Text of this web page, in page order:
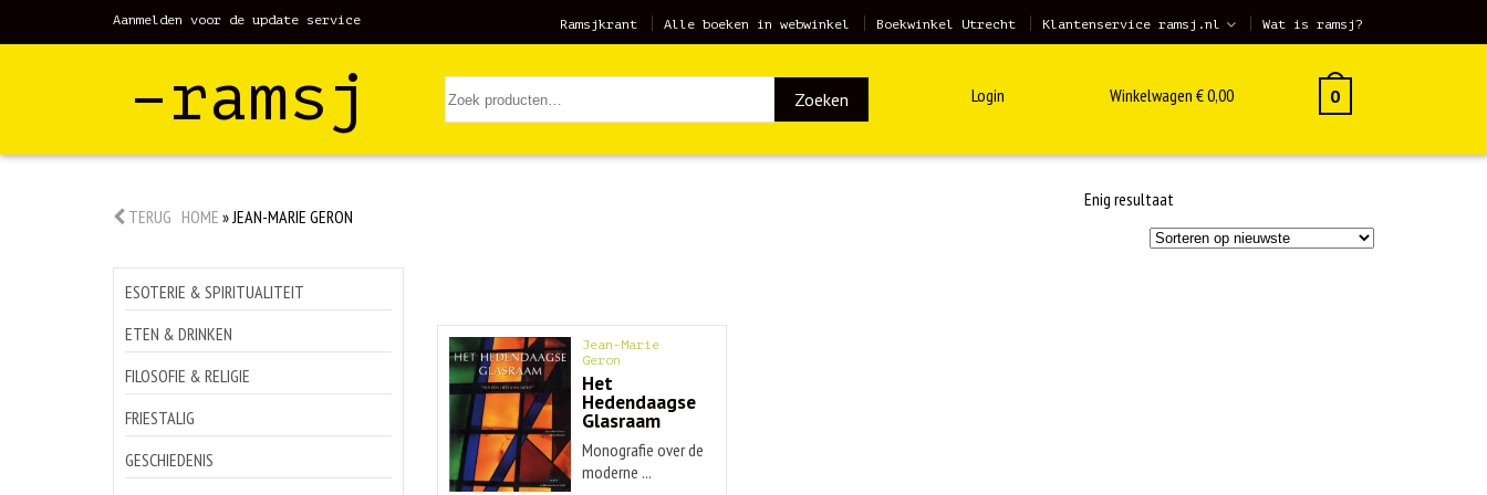
Aanmelden voor de update service Ramsjkrant Alle boeken in webwinkel Boekwinkel Utrecht Klantenservice ramsj.nl Wat is ramsj?
–ramsj Zoeken Login Winkelwagen €0,00 0
TERUG HOME »JEAN-MARIE GERON
Enig resultaat
ESOTERIE & SPIRITUALITEIT
ETEN & DRINKEN
FILOSOFIE & RELIGIE
FRIESTALIG
GESCHIEDENIS
Jean-Marie
Geron
Het
Hedendaagse
Glasraam
Monografie over de
moderne ...